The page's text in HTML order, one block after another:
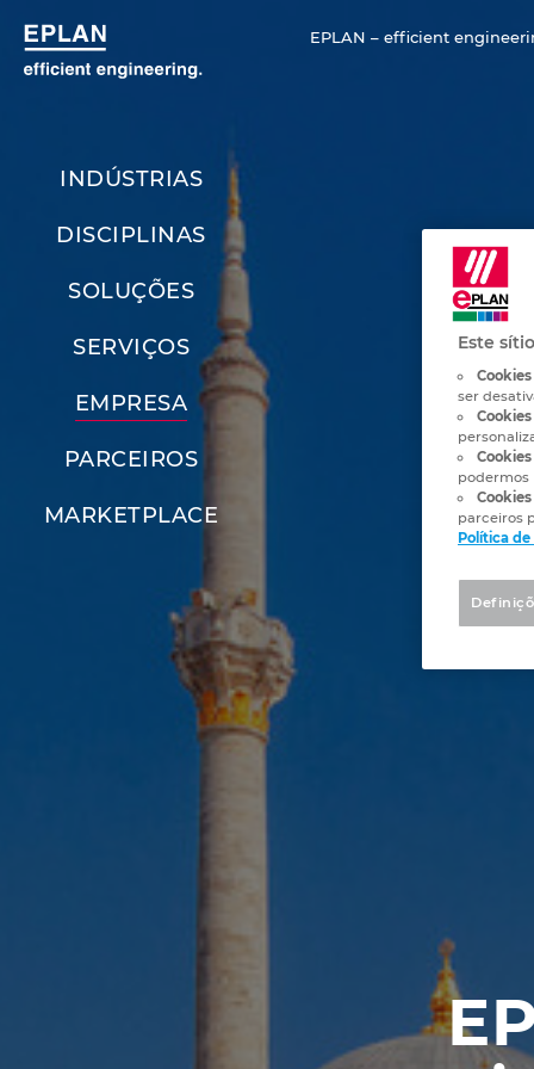
EPLAN – efficient
INDÚSTRIAS
DISCIPLINAS
SOLUÇÕES
SERVIÇOS
EMPRESA
PARCEIROS
MARKETPLACE
Este
ser
podermos
parceiros
Política